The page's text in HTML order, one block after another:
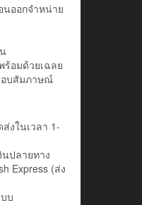
นออกจำหน่าย
อมด้วยเฉลย
บสัมภาษณ์
งในเวลา 1-
นปลายทาง
Express (ส่ง
บ